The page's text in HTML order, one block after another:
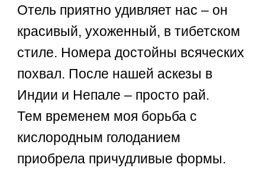
Отель приятно удивляет нас – он
красивый, ухоженный, в тибетском
стиле. Номера достойны всяческих
похвал. После нашей аскезы в
Индии и Непале – просто рай.
Тем временем моя борьба с
кислородным голоданием
приобрела причудливые формы.